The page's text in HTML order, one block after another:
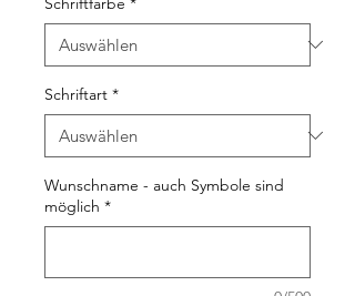
Schriftart *
Wunschname - auch Symbole sind
möglich *